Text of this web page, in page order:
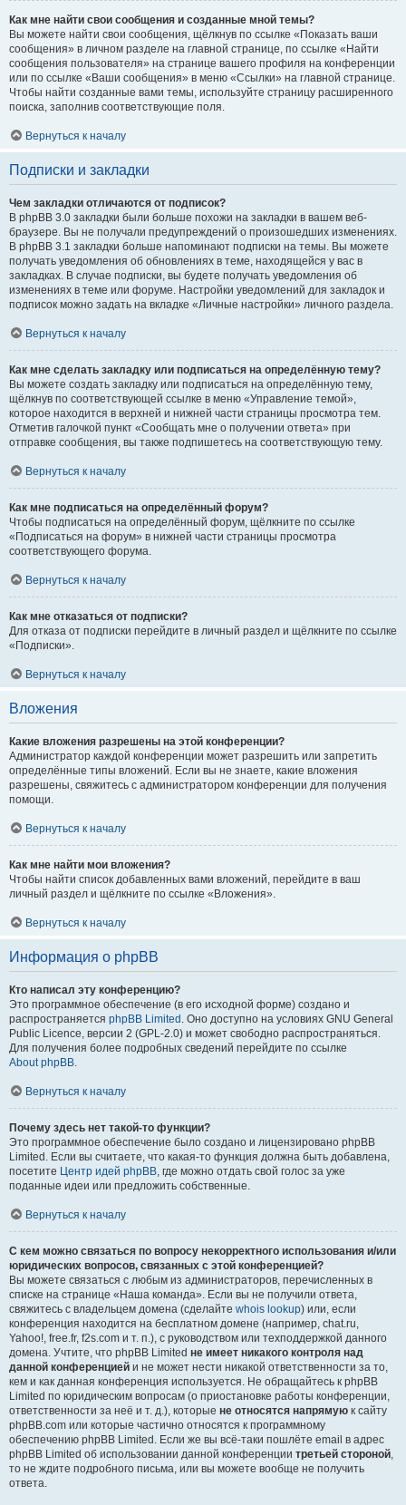
Как мне найти свои сообщения и созданные мной темы?
Вы можете найти свои сообщения, щёлкнув по ссылке «Показать ваши
сообщения» в личном разделе на главной странице, по ссылке «Найти
сообщения пользователя» на странице вашего профиля на конференции
или по ссылке «Ваши сообщения» в меню «Ссылки» на главной странице.
Чтобы найти созданные вами темы, используйте страницу расширенного
поиска, заполнив соответствующие поля.
Вернуться к началу
Подписки и закладки
Чем закладки отличаются от подписок?
В phpBB 3.0 закладки были больше похожи на закладки в вашем веб-
браузере. Вы не получали предупреждений о произошедших изменениях.
В phpBB 3.1 закладки больше напоминают подписки на темы. Вы можете
получать уведомления об обновлениях в теме, находящейся у вас в
закладках. В случае подписки, вы будете получать уведомления об
изменениях в теме или форуме. Настройки уведомлений для закладок и
подписок можно задать на вкладке «Личные настройки» личного раздела.
Вернуться к началу
Как мне сделать закладку или подписаться на определённую тему?
Вы можете создать закладку или подписаться на определённую тему,
щёлкнув по соответствующей ссылке в меню «Управление темой»,
которое находится в верхней и нижней части страницы просмотра тем.
Отметив галочкой пункт «Сообщать мне о получении ответа» при
отправке сообщения, вы также подпишетесь на соответствующую тему.
Вернуться к началу
Как мне подписаться на определённый форум?
Чтобы подписаться на определённый форум, щёлкните по ссылке
«Подписаться на форум» в нижней части страницы просмотра
соответствующего форума.
Вернуться к началу
Как мне отказаться от подписки?
Для отказа от подписки перейдите в личный раздел и щёлкните по ссылке
«Подписки».
Вернуться к началу
Вложения
Какие вложения разрешены на этой конференции?
Администратор каждой конференции может разрешить или запретить
определённые типы вложений. Если вы не знаете, какие вложения
разрешены, свяжитесь с администратором конференции для получения
помощи.
Вернуться к началу
Как мне найти мои вложения?
Чтобы найти список добавленных вами вложений, перейдите в ваш
личный раздел и щёлкните по ссылке «Вложения».
Вернуться к началу
Информация о phpBB
Кто написал эту конференцию?
Это программное обеспечение (в его исходной форме) создано и
распространяется phpBB Limited . Оно доступно на условиях GNU General
Public Licence, версии 2 (GPL-2.0) и может свободно распространяться.
Для получения более подробных сведений перейдите по ссылке
About phpBB.
Вернуться к началу
Почему здесь нет такой-то функции?
Это программное обеспечение было создано и лицензировано phpBB
Limited. Если вы считаете, что какая-то функция должна быть добавлена,
посетите Центр идей phpBB, где можно отдать свой голос за уже
поданные идеи или предложить собственные.
Вернуться к началу
С кем можно связаться по вопросу некорректного использования и/или
юридических вопросов, связанных с этой конференцией?
Вы можете связаться с любым из администраторов, перечисленных в
списке на странице «Наша команда». Если вы не получили ответа,
свяжитесь с владельцем домена (сделайте whois lookup) или, если
конференция находится на бесплатном домене (например, chat.ru,
Yahoo!, free.fr, f2s.com и т. п.), с руководством или техподдержкой данного
домена. Учтите, что phpBB Limited не имеет никакого контроля над
данной конференцией и не может нести никакой ответственности за то,
кем и как данная конференция используется. Не обращайтесь к phpBB
Limited по юридическим вопросам (о приостановке работы конференции,
ответственности за неё и т. д.), которые не относятся напрямую к сайту
phpBB.com или которые частично относятся к программному
обеспечению phpBB Limited. Если же вы всё-таки пошлёте email в адрес
phpBB Limited об использовании данной конференции третьей стороной,
то не ждите подробного письма, или вы можете вообще не получить
ответа.